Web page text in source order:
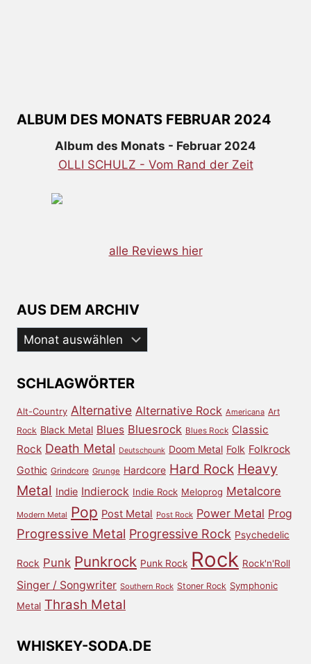
ALBUM DES MONATS FEBRUAR 2024
Album des Monats - Februar 2024
OLLI SCHULZ - Vom Rand der Zeit
alle Reviews hier
AUS DEM ARCHIV
Aus
dem
SCHLAGWÖRTER
Alt-Country Alternative Alternative Rock Americana Art
Rock Black Metal Blues Bluesrock Blues Rock Classic
Rock Death Metal Deutschpunk Doom Metal Folk Folkrock
Gothic Grindcore Grunge Hardcore Hard Rock Heavy
Metal Indie Indierock Indie Rock Meloprog Metalcore
Modern Metal Pop Post Metal Post Rock Power Metal Prog
Progressive Metal Progressive Rock Psychedelic
Rock Punk Punkrock Punk Rock Rock Rock'n'Roll
Singer / Songwriter Southern Rock Stoner Rock Symphonic
Metal Thrash Metal
WHISKEY-SODA.DE